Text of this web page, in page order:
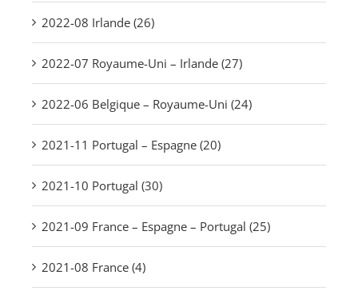
2022-08 Irlande (26)
2022-07 Royaume-Uni – Irlande (27)
2022-06 Belgique – Royaume-Uni (24)
2021-11 Portugal – Espagne (20)
2021-10 Portugal (30)
2021-09 France – Espagne – Portugal (25)
2021-08 France (4)